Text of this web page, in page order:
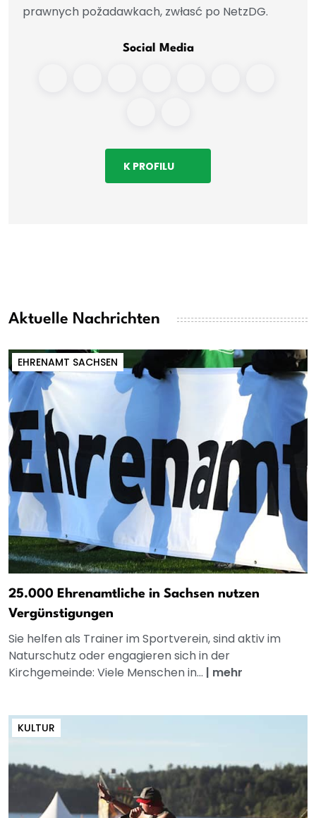
prawnych požadawkach, zwłasć po NetzDG.
Social Media
K PROFILU
Aktuelle Nachrichten
EHRENAMT SACHSEN
25.000 Ehrenamtliche in Sachsen nutzen
Vergünstigungen
Sie helfen als Trainer im Sportverein, sind aktiv im
Naturschutz oder engagieren sich in der
Kirchgemeinde: Viele Menschen in... | mehr
KULTUR